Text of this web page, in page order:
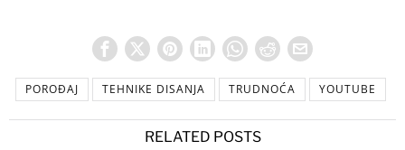
POROĐAJ TEHNIKE DISANJA TRUDNOĆA YOUTUBE
RELATED POSTS